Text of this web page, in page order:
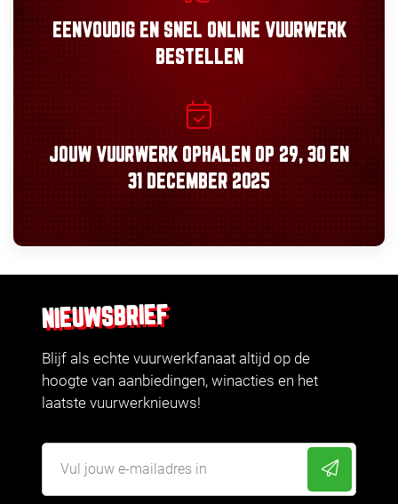
EENVOUDIGEN SNEL ONLINE VUURWERK
BESTELLEN
JOUW VUURWERK OPHALEN OP 29, 30 EN
31 DECEMBER 2025
NIEUWSBRIEF
Blijf als echte vuurwerkfanaat altijd op de
hoogte van aanbiedingen, winacties en het
laatste vuurwerknieuws!